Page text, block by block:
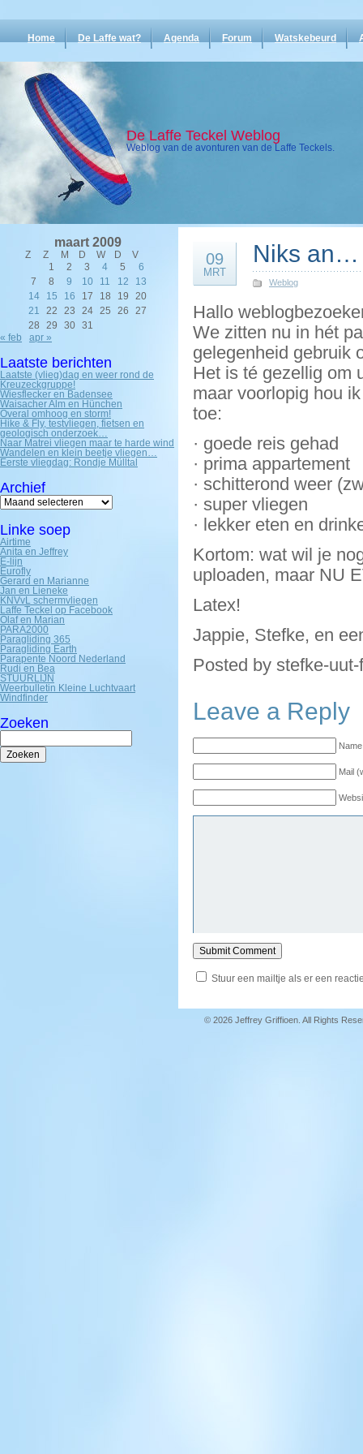
Home De Laffe wat? Agenda Forum Watskebeurd
De Laffe Teckel Weblog
Weblog van de avonturen van de Laffe Teckels.
maart 2009
Z Z M D W D
V
1
2 3 4 5
6
7
8 9 10 11 12
13
14
15 16 17 18 19
20
21
22 23 24 25 26
27
28
29 30
31
« feb
apr »
Laatste berichten
Laatste (vlieg)dag en weer rond de
Kreuzeckgruppe!
Wiesflecker en Badensee
Waisacher Alm en Hünchen
Overal omhoog en storm!
Hike & Fly, testvliegen, fietsen en
geologisch onderzoek…
Naar Matrei vliegen maar te harde wind
Wandelen en klein beetje vliegen…
Eerste vliegdag: Rondje Mülltal
Archief
Archief
Linke soep
Airtime
Anita en Jeffrey
E-lijn
Eurofly
Gerard en Marianne
Jan en Lieneke
KNVvL schermvliegen
Laffe Teckel op Facebook
Olaf en Marian
PARA2000
Paragliding 365
Paragliding Earth
Parapente Noord Nederland
Rudi en Bea
STUURLIJN
Weerbulletin Kleine Luchtvaart
Windfinder
Zoeken
Zoeken
naar:
09
MRT
Niks an…
Weblog
Hallo
We zitten nu in hét
gelegenheid gebruik
Het is té gezellig om
maar voorlopig hou
toe:
· goede reis gehad
· prima appartement
· schitterond weer
· super vliegen
· lekker eten en
Kortom: wat wil je
uploaden, maar NU
Latex!
Jappie, Stefke, en
Posted by stefke-
Leave a Reply
Mail
Stuur een mailtje als er een
© 2026 Jeffrey Griffioen. All Rights